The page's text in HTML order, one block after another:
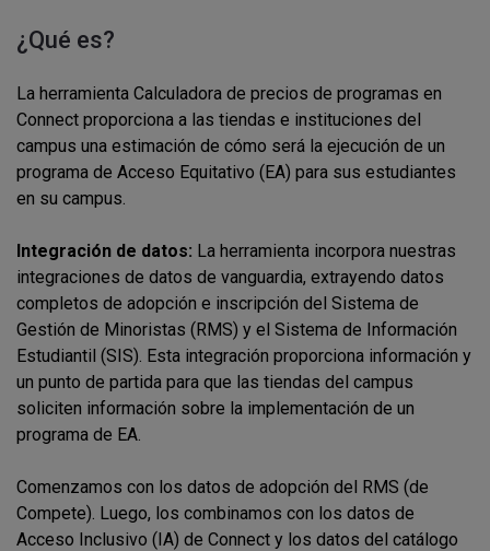
¿Qué es?
La herramienta Calculadora de precios de programas en
Connect proporciona a las tiendas e instituciones del
campus una estimación de cómo será la ejecución de un
programa de Acceso Equitativo (EA) para sus estudiantes
en su campus.
Integración de datos: La herramienta incorpora nuestras
integraciones de datos de vanguardia, extrayendo datos
completos de adopción e inscripción del Sistema de
Gestión de Minoristas (RMS) y el Sistema de Información
Estudiantil (SIS). Esta integración proporciona información y
un punto de partida para que las tiendas del campus
soliciten información sobre la implementación de un
programa de EA.
Comenzamos con los datos de adopción del RMS (de
Compete). Luego, los combinamos con los datos de
Acceso Inclusivo (IA) de Connect y los datos del catálogo